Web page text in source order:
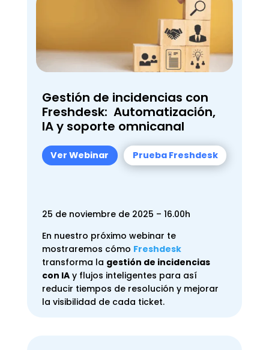
Gestión de incidencias con
Freshdesk: Automatización,
IA y soporte omnicanal
Ver Webinar Prueba Freshdesk
25 de noviembre de 2025 – 16.00h
En nuestro próximo webinar te
mostraremos cómo Freshdesk
transforma la gestión de incidencias
con IAy flujos inteligentes para así
reducir tiempos de resolución y mejorar
la visibilidad de cada ticket.